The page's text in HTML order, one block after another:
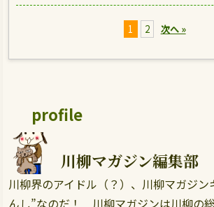
1 2 次へ »
profile
川柳マガジン編集部
川柳界のアイドル（？）、川柳マガジン
んし”なのだ！ 川柳マガジンは川柳の